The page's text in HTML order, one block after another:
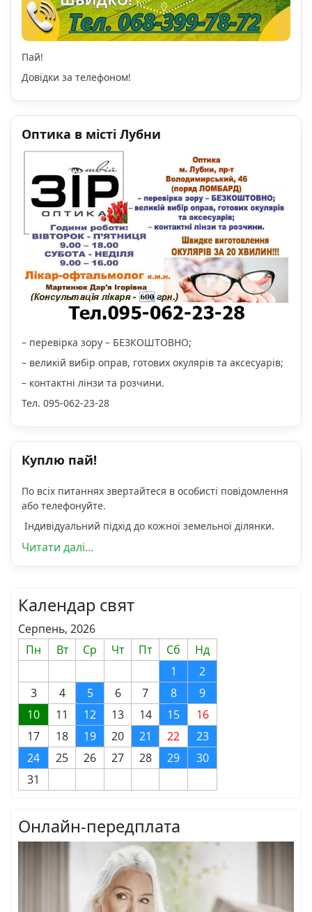
Пай!
Довідки за телефоном!
Оптика в місті Лубни
– перевірка зору – БЕЗКОШТОВНО;
– великій вибір оправ, готових окулярів та аксесуарів;
– контактні лінзи та розчини.
Тел. 095-062-23-28
Куплю пай!
По всіх питаннях звертайтеся в особисті повідомлення
або телефонуйте.
Індивідуальний підхід до кожної земельної ділянки.
Читати далі...
Календар свят
Серпень, 2026
Пн
Вт Ср Чт Пт Сб
Нд
1
2
3
4 5 6 7 8
9
10
11 12 13 14 15
16
17
18 19 20 21 22
23
24
25 26 27 28 29
30
31
Онлайн-передплата